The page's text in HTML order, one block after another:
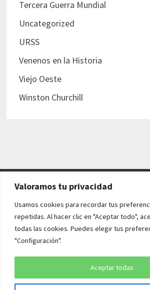
Valoramos tu privacidad
Usamos cookies para recordar tus
repetidas. Al hacer clic en "Aceptar todo",
todas las cookies. Puedes elegir tus
"Configuración".
Aceptar todas
Tercera Guerra Mundial
Uncategorized
URSS
Venenos en la Historia
Viejo Oeste
Winston Churchill
AVISO LEGAL Y POLÍTICAS
Aviso legal
Política de cookies